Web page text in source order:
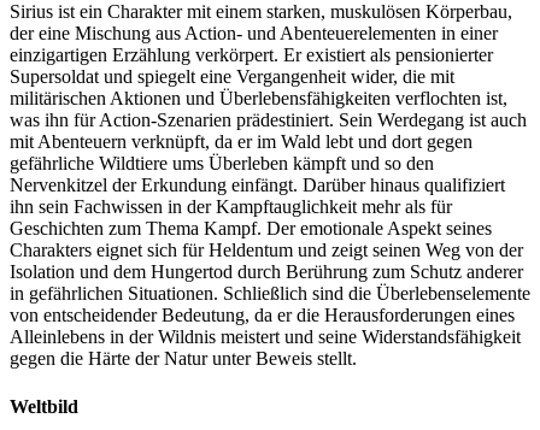
Sirius ist ein Charakter mit einem starken, muskulösen Körperbau,
der eine Mischung aus Action- und Abenteuerelementen in einer
einzigartigen Erzählung verkörpert. Er existiert als pensionierter
Supersoldat und spiegelt eine Vergangenheit wider, die mit
militärischen Aktionen und Überlebensfähigkeiten verflochten ist,
was ihn für Action-Szenarien prädestiniert. Sein Werdegang ist auch
mit Abenteuern verknüpft, da er im Wald lebt und dort gegen
gefährliche Wildtiere ums Überleben kämpft und so den
Nervenkitzel der Erkundung einfängt. Darüber hinaus qualifiziert
ihn sein Fachwissen in der Kampftauglichkeit mehr als für
Geschichten zum Thema Kampf. Der emotionale Aspekt seines
Charakters eignet sich für Heldentum und zeigt seinen Weg von der
Isolation und dem Hungertod durch Berührung zum Schutz anderer
in gefährlichen Situationen. Schließlich sind die Überlebenselemente
von entscheidender Bedeutung, da er die Herausforderungen eines
Alleinlebens in der Wildnis meistert und seine Widerstandsfähigkeit
gegen die Härte der Natur unter Beweis stellt.
Weltbild